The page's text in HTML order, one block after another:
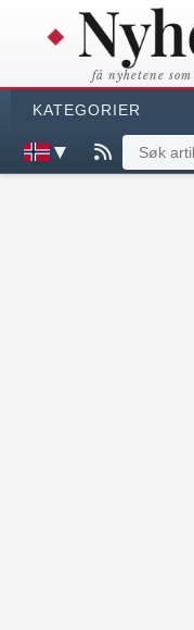
få nyhetene
KATEGORIER
▼